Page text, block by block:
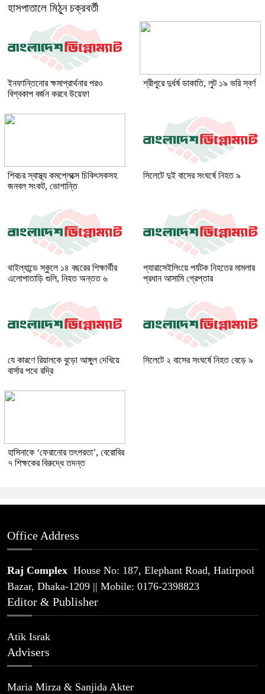
হাসপাতালে মিঠুন চক্রবর্তী
ইনফান্তিনোর ক্ষমাপ্রার্থনার পরও
বিশ্বকাপ বর্জন করবে উয়েফা
শ্রীপুরে দুর্ধর্ষ ডাকাতি, লুট ১৯ ভরি স্বর্ণ
শিবচর স্বাস্থ্য কমপ্লেক্সে চিকিৎসকসহ
জনবল সংকট, ভোগান্তি
সিলেটে দুই বাসের সংঘর্ষে নিহত ৯
থাইল্যান্ডে স্কুলে ১৪ বছরের শিক্ষার্থীর
এলোপাতাড়ি গুলি, নিহত অন্তত ৬
প্যারাসেইলিংয়ে পর্যটক নিহতের মামলার
প্রধান আসামি গ্রেপ্তার
যে কারণে রিয়ালকে বুড়ো আঙ্গুল দেখিয়ে
বার্সার পথে রদ্রি
সিলেটে ২ বাসের সংঘর্ষে নিহত বেড়ে ৯
হাসিনাকে ‘ফেরানোর তৎপরতা’, বেরোবির
৭ শিক্ষকের বিরুদ্ধে তদন্ত
Office Address
Raj Complex House No: 187, Elephant Road, Hatirpool
Bazar, Dhaka-1209 || Mobile: 0176-2398823
Editor & Publisher
Atik Israk
Advisers
Maria Mirza & Sanjida Akter